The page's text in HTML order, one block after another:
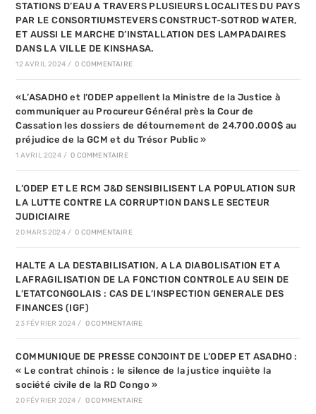
STATIONS D’EAU A TRAVERS PLUSIEURS LOCALITES DU PAYS
PAR LE CONSORTIUMSTEVERS CONSTRUCT-SOTROD WATER,
ET AUSSI LE MARCHE D’INSTALLATION DES LAMPADAIRES
DANS LA VILLE DE KINSHASA.
12 AVRIL 2024 / 0 COMMENTAIRE
«L’ASADHO et l’ODEP appellent la Ministre de la Justice à
communiquer au Procureur Général près la Cour de
Cassation les dossiers de détournement de 24.700.000$ au
préjudice de la GCM et du Trésor Public »
1 AVRIL 2024 / 0 COMMENTAIRE
L’ODEP ET LE RCM J&D SENSIBILISENT LA POPULATION SUR
LA LUTTE CONTRE LA CORRUPTION DANS LE SECTEUR
JUDICIAIRE
20 MARS 2024 / 0 COMMENTAIRE
HALTE A LA DESTABILISATION, A LA DIABOLISATION ET A
LAFRAGILISATION DE LA FONCTION CONTROLE AU SEIN DE
L’ETATCONGOLAIS : CAS DE L’INSPECTION GENERALE DES
FINANCES (IGF)
23 FÉVRIER 2024 / 0 COMMENTAIRE
COMMUNIQUE DE PRESSE CONJOINT DE L’ODEP ET ASADHO :
« Le contrat chinois : le silence de la justice inquiète la
société civile de la RD Congo »
20 FÉVRIER 2024 / 0 COMMENTAIRE